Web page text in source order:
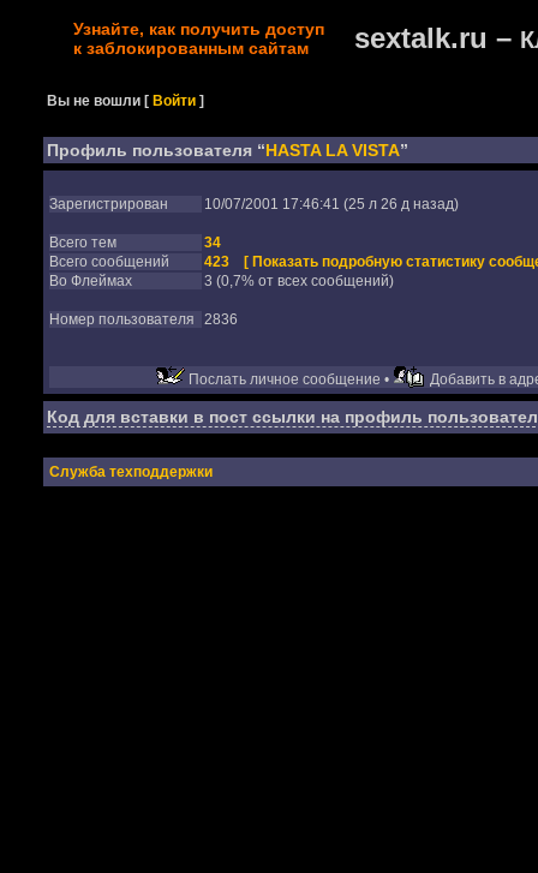
Узнайте, как получить доступ
к заблокированным сайтам
sextalk.ru –
Вы не вошли [Войти ]
Профиль пользователя “HASTA LA VISTA”
Зарегистрирован 10/07/2001 17:46:41 (25 л 26 д назад)
Всего тем
34
Всего сообщений
423
[ Показать подробную статистику
Во Флеймах
3 (0,7% от всех сообщений)
Номер пользователя 2836
Послать личное сообщение • Добавить в
Код для вставки в пост ссылки на профиль
Служба техподдержки